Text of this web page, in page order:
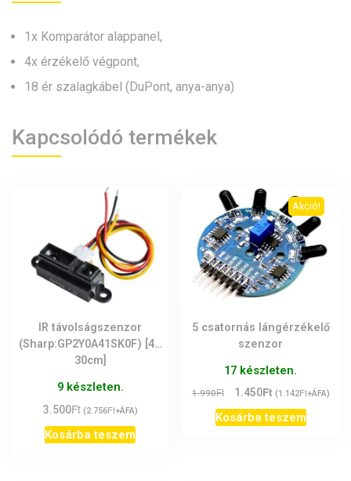
1x Komparátor alappanel,
4x érzékelő végpont,
18 ér szalagkábel (DuPont, anya-anya)
Kapcsolódó termékek
IR távolságszenzor
(Sharp:GP2Y0A41SK0F) [4…
30cm]
9 készleten.
3.500Ft (2.756Ft+ÁFA)
Kosárba teszem
Akció!
5 csatornás lángérzékelő
szenzor
17 készleten.
1.990Ft
Original
price
was:
1.450FtCurrent
price
is:
(1.142Ft+ÁFA)
Kosárba teszem